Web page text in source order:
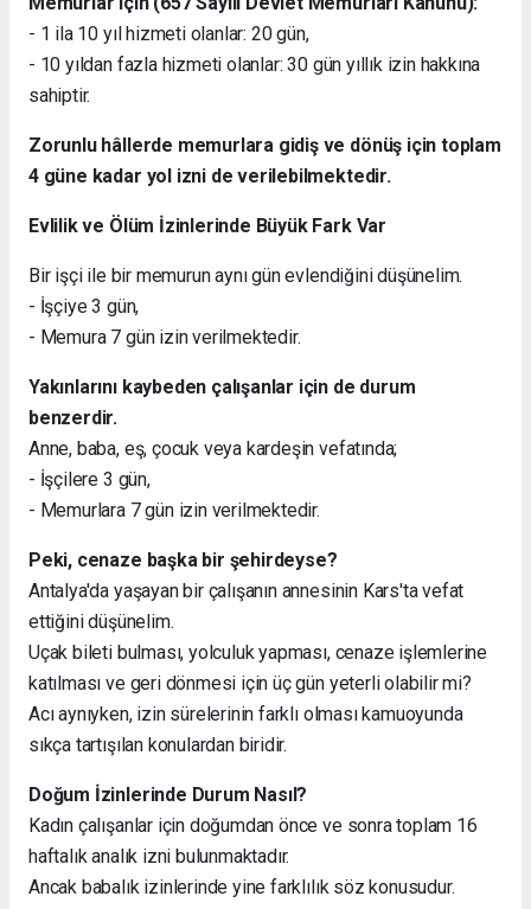
- 1 ila 10 yıl hizmeti olanlar: 20 gün,
- 10 yıldan fazla hizmeti olanlar: 30 gün yıllık izin hakkına
sahiptir.
Zorunlu hâllerde memurlara gidiş ve dönüş için toplam
4 güne kadar yol izni de verilebilmektedir.
Evlilik ve Ölüm İzinlerinde Büyük Fark Var
Bir işçi ile bir memurun aynı gün evlendiğini düşünelim.
- İşçiye 3 gün,
- Memura 7 gün izin verilmektedir.
Yakınlarını kaybeden çalışanlar için de durum
benzerdir.
Anne, baba, eş, çocuk veya kardeşin vefatında;
- İşçilere 3 gün,
- Memurlara 7 gün izin verilmektedir.
Peki, cenaze başka bir şehirdeyse?
Antalya'da yaşayan bir çalışanın annesinin Kars'ta vefat
ettiğini düşünelim.
Uçak bileti bulması, yolculuk yapması, cenaze işlemlerine
katılması ve geri dönmesi için üç gün yeterli olabilir mi?
Acı aynıyken, izin sürelerinin farklı olması kamuoyunda
sıkça tartışılan konulardan biridir.
Doğum İzinlerinde Durum Nasıl?
Kadın çalışanlar için doğumdan önce ve sonra toplam 16
haftalık analık izni bulunmaktadır.
Ancak babalık izinlerinde yine farklılık söz konusudur.